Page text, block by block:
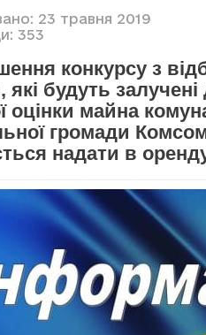
23 травня 2019
353
конкурсу з
які будуть
оцінки майна
громади
надати в